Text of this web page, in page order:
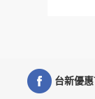
台新優